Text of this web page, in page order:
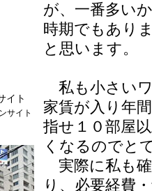
イト
サイト
が、一番多い
時期でもあり
と思います。
私も小さい
家賃が入り年
指せ１０部屋
くなるのでと
実際に私も
り、必要経費